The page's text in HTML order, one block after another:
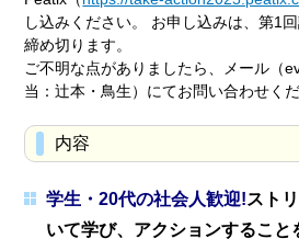
し込みください。 お申し込みは、第1
締め切ります。
ご不明な点がありましたら、メール（
当：辻本・鳥生）にてお問い合わせくだ
内容
学生・20代の社会人歓迎!スト
いて学び、アクションすること